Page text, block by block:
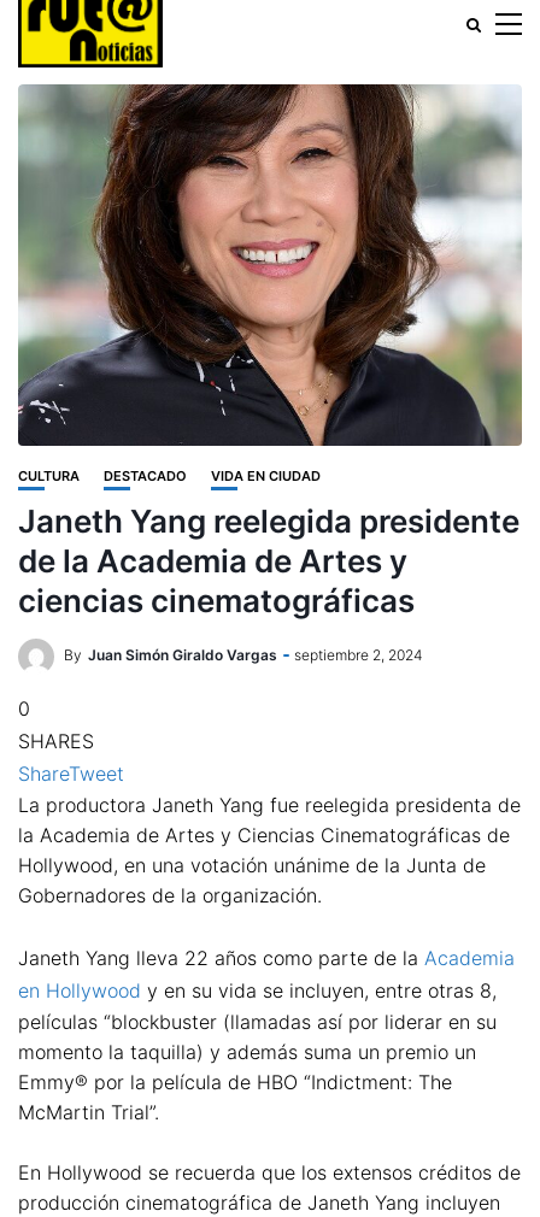
CULTURA DESTACADO VIDA EN CIUDAD
Janeth Yang reelegida presidente
de la Academia de Artes y
ciencias cinematográficas
By Juan Simón Giraldo Vargas septiembre 2, 2024
0
SHARES
ShareTweet
La productora Janeth Yang fue reelegida presidenta de
la Academia de Artes y Ciencias Cinematográficas de
Hollywood, en una votación unánime de la Junta de
Gobernadores de la organización.
Janeth Yang lleva 22 años como parte de la Academia
en Hollywood y en su vida se incluyen, entre otras 8,
películas “blockbuster (llamadas así por liderar en su
momento la taquilla) y además suma un premio un
Emmy® por la película de HBO “Indictment: The
McMartin Trial”.
En Hollywood se recuerda que los extensos créditos de
producción cinematográfica de Janeth Yang incluyen